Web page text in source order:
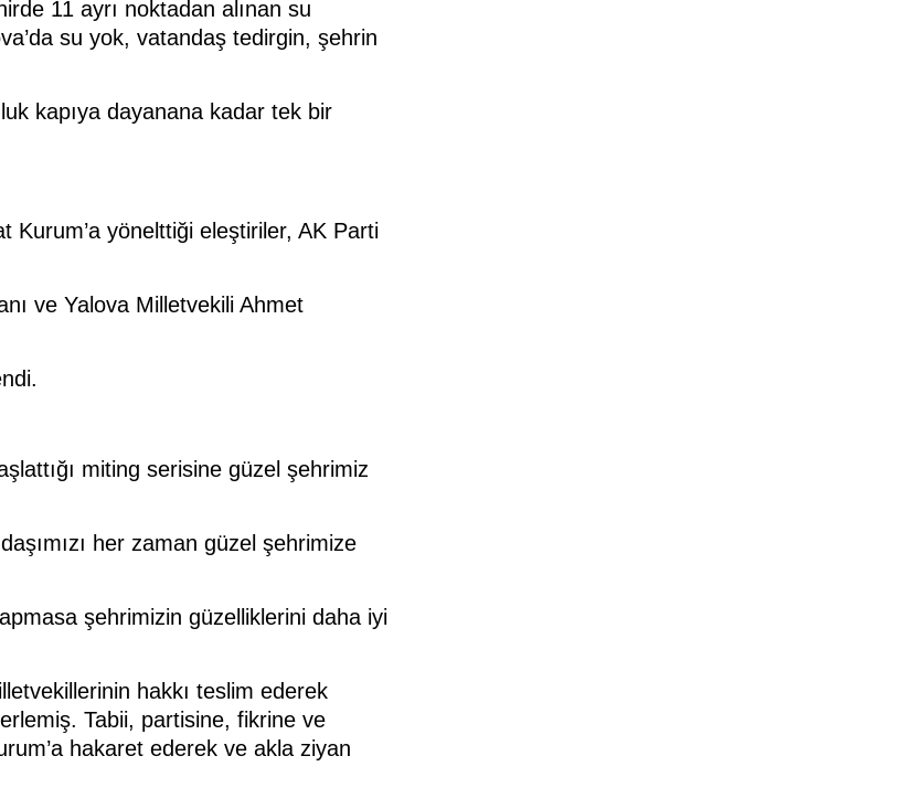
11 ayrı noktadan alınan su
su yok, vatandaş tedirgin, şehrin
kapıya dayanana kadar tek bir
Kurum’a yönelttiği eleştiriler, AK Parti
ve Yalova Milletvekili Ahmet
miting serisine güzel şehrimiz
her zaman güzel şehrimize
şehrimizin güzelliklerini daha iyi
hakkı teslim ederek
Tabii, partisine, fikrine ve
hakaret ederek ve akla ziyan